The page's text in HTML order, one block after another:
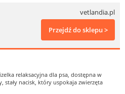
vetlandia.pl
Przejdź do sklepu >
relaksacyjna dla psa, dostępna w
stały nacisk, który uspokaja zwierzęta